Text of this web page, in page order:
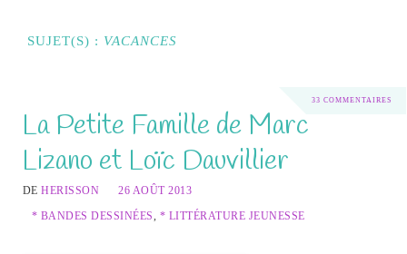
SUJET(S) : VACANCES
33 COMMENTAIRES
La Petite Famille de Marc
Lizano et Loïc Dauvillier
DEHERISSON
26 AOÛT 2013
* BANDES DESSINÉES, * LITTÉRATURE JEUNESSE